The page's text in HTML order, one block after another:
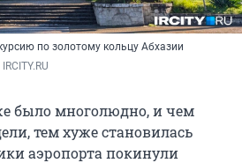
по золотому кольцу Абхазии
было многолюдно, и чем
тем хуже становилась
аэропорта покинули